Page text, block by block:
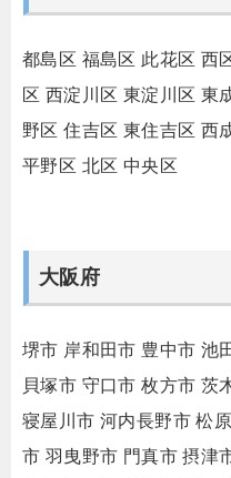
都島区 福島区 此花区 西
区 西淀川区 東淀川区 東
野区 住吉区 東住吉区 西
平野区 北区 中央区
大阪府
堺市 岸和田市 豊中市 池
貝塚市 守口市 枚方市 茨
寝屋川市 河内長野市 松
市 羽曳野市 門真市 摂津